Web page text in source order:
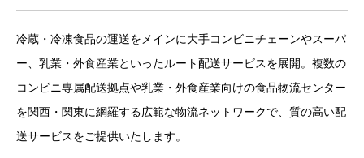
冷蔵・冷凍食品の運送をメインに大手コンビニチェーンやスーパ
ー、乳業・外食産業といったルート配送サービスを展開。複数の
コンビニ専属配送拠点や乳業・外食産業向けの食品物流センター
を関西・関東に網羅する広範な物流ネットワークで、質の高い配
送サービスをご提供いたします。